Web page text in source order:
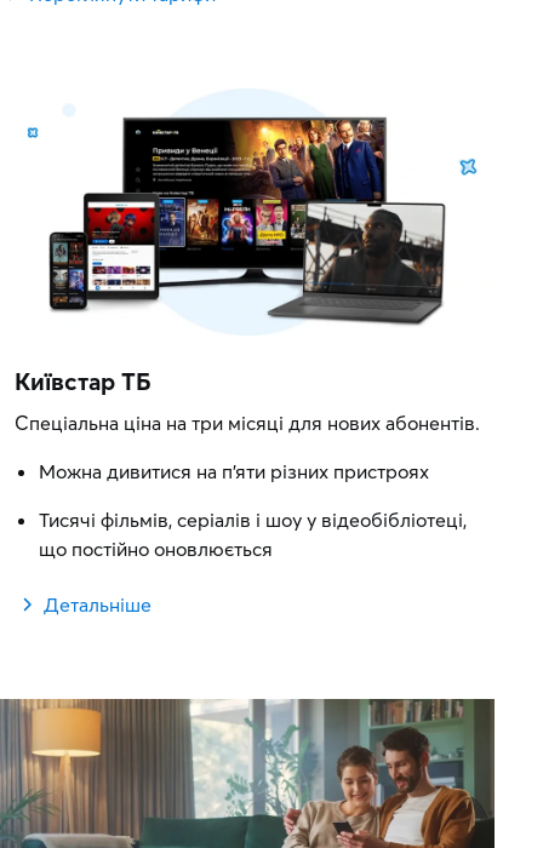
Київстар ТБ
Спеціальна ціна на три місяці для нових абонентів.
Можна дивитися на п'яти різних пристроях
Тисячі фільмів, серіалів і шоу у відеобібліотеці,
що постійно оновлюється
Детальніше